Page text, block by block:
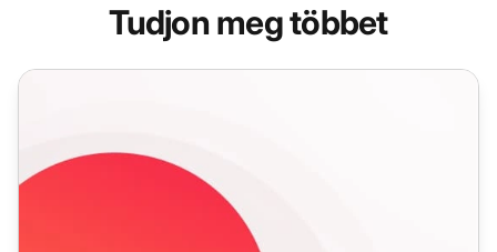
Tudjon meg többet
Ügynök rendelkezésre állási funkciók